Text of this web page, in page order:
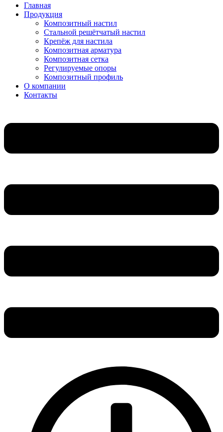
Главная
Продукция
Композитный настил
Стальной решётчатый настил
Крепёж для настила
Композитная арматура
Композитная сетка
Регулируемые опоры
Композитный профиль
О компании
Контакты